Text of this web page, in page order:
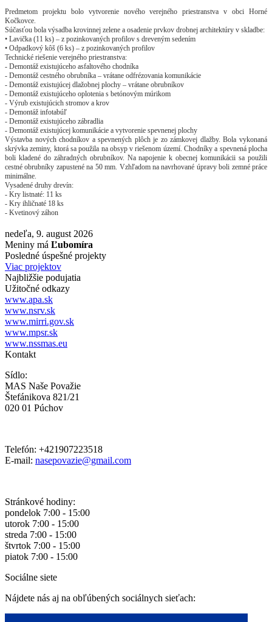
Predmetom projektu bolo vytvorenie nového verejného priestranstva v obci Horné
Kočkovce.
Súčasťou bola výsadba krovinnej zelene a osadenie prvkov drobnej architektúry v skladbe:
• Lavička (11 ks) – z pozinkovaných profilov s dreveným sedením
• Odpadkový kôš (6 ks) – z pozinkovaných profilov
Technické riešenie verejného priestranstva:
- Demontáž existujúceho asfaltového chodníka
- Demontáž cestného obrubníka – vrátane odfrézovania komunikácie
- Demontáž existujúcej dlažobnej plochy – vrátane obrubníkov
- Demontáž existujúceho oplotenia s betónovým múrikom
- Výrub existujúcich stromov a krov
- Demontáž infotabúľ
- Demontáž existujúceho zábradlia
- Demontáž existujúcej komunikácie a vytvorenie spevnenej plochy
Výstavba nových chodníkov a spevnených plôch je zo zámkovej dlažby. Bola vykonaná
skrývka zeminy, ktorá sa použila na obsyp v riešenom území. Chodníky a spevnená plocha
boli kladené do záhradných obrubníkov. Na napojenie k obecnej komunikácii sa použili
cestné obrubníky zapustené na 50 mm. Vzhľadom na navrhované úpravy boli zemné práce
minimálne.
Vysadené druhy drevín:
- Kry listnaté: 11 ks
- Kry ihličnaté 18 ks
- Kvetinový záhon
nedeľa, 9. august 2026
Meniny má Ľubomíra
Posledné úspešné projekty
Viac projektov
Najbližšie podujatia
Užitočné odkazy
www.apa.sk
www.nsrv.sk
www.mirri.gov.sk
www.mpsr.sk
www.nssmas.eu
Kontakt
Sídlo:
MAS Naše Považie
Štefánikova 821/21
020 01 Púchov
Telefón: +421907223518
E-mail: nasepovazie@gmail.com
Stránkové hodiny:
pondelok 7:00 - 15:00
utorok 7:00 - 15:00
streda 7:00 - 15:00
štvrtok 7:00 - 15:00
piatok 7:00 - 15:00
Sociálne siete
Nájdete nás aj na obľúbených sociálnych sieťach: